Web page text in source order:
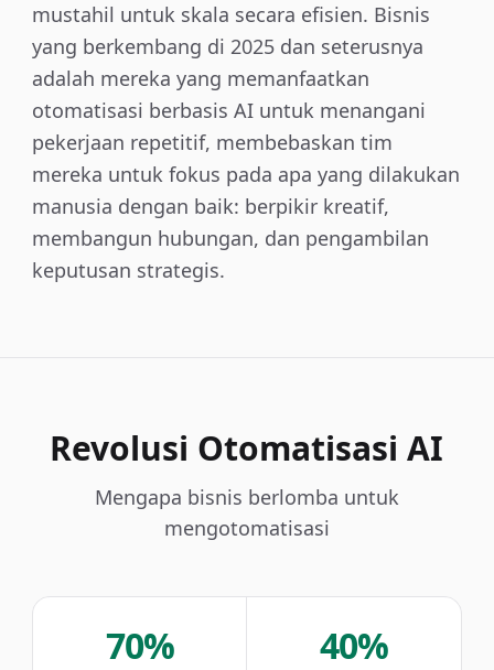
mustahil untuk skala secara efisien. Bisnis
yang berkembang di 2025 dan seterusnya
adalah mereka yang memanfaatkan
otomatisasi berbasis AI untuk menangani
pekerjaan repetitif, membebaskan tim
mereka untuk fokus pada apa yang dilakukan
manusia dengan baik: berpikir kreatif,
membangun hubungan, dan pengambilan
keputusan strategis.
Revolusi Otomatisasi AI
Mengapa bisnis berlomba untuk
mengotomatisasi
70% 40%